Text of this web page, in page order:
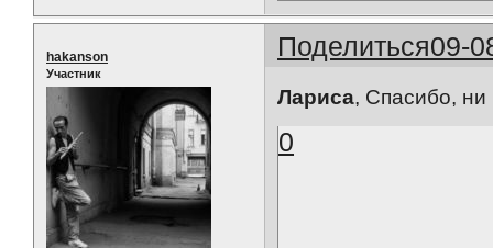
Поделиться09-
hakanson
Участник
Лариса, Спасибо, ни
0